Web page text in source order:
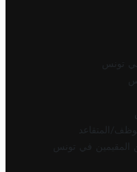
تونس
المتقاعد
المقيمين في تونس